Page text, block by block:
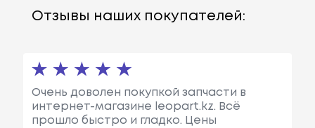
Отзывы наших покупателей:
Очень доволен покупкой запчасти в
интернет-магазине leopart.kz. Всё
прошло быстро и гладко. Цены